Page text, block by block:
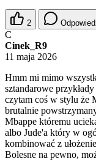
2
C
Cinek_R9
11 maja 2026
Hmm mi mimo
sztandarowe
czytam coś w stylu że
brutalnie
Mbappe któremu
albo Jude'a który w
kombinować z
Bolesne na pewno,